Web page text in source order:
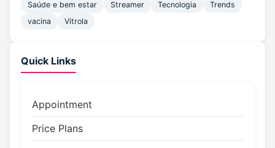
Saúde e bem estar
Streamer Tecnologia
Trends
vacina
Vitrola
Quick Links
Appointment
Price Plans